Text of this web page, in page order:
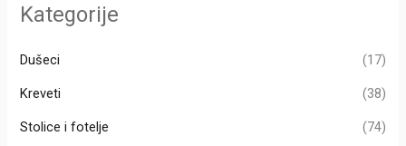
а
а
:
Kategorije
Dušeci (17)
Kreveti (38)
Stolice i fotelje (74)